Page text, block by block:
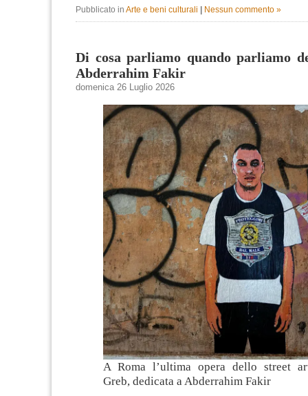
Pubblicato in Arte e beni culturali Nessun commento »
Di cosa parliamo quando parliamo
Abderrahim Fakir
domenica 26 Luglio 2026
A Roma l’ultima opera dello street
Greb, dedicata a Abderrahim Fakir